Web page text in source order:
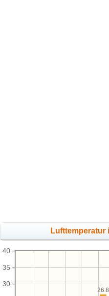
Lufttemperatur
30
35
40
26.8